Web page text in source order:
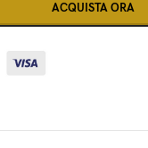
ACQUISTA ORA